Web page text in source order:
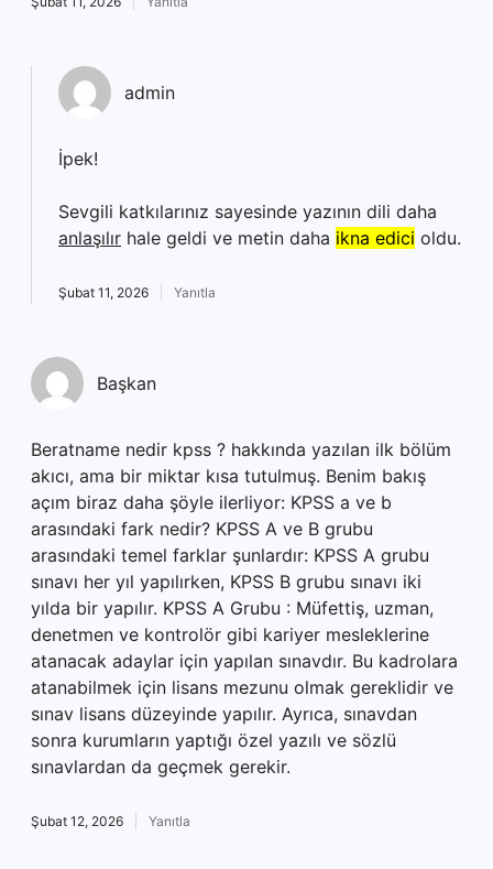
admin
İpek!
Sevgili katkılarınız sayesinde yazının dili daha
anlaşılır hale geldi ve metin daha ikna edici oldu.
Şubat 11, 2026 Yanıtla
Başkan
Beratname nedir kpss ? hakkında yazılan ilk bölüm
akıcı, ama bir miktar kısa tutulmuş. Benim bakış
açım biraz daha şöyle ilerliyor: KPSS a ve b
arasındaki fark nedir? KPSS A ve B grubu
arasındaki temel farklar şunlardır: KPSS A grubu
sınavı her yıl yapılırken, KPSS B grubu sınavı iki
yılda bir yapılır. KPSS A Grubu : Müfettiş, uzman,
denetmen ve kontrolör gibi kariyer mesleklerine
atanacak adaylar için yapılan sınavdır. Bu kadrolara
atanabilmek için lisans mezunu olmak gereklidir ve
sınav lisans düzeyinde yapılır. Ayrıca, sınavdan
sonra kurumların yaptığı özel yazılı ve sözlü
sınavlardan da geçmek gerekir.
Şubat 12, 2026 Yanıtla